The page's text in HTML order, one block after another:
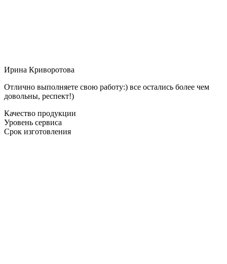
Ирина Криворотова
Отлично выполняете свою работу:) все остались более чем
довольны, респект!)
Качество продукции
Уровень сервиса
Срок изготовления